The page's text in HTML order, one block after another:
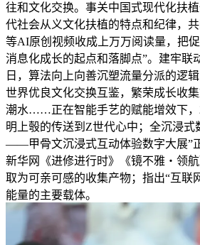
往和文化交换。事关中国式现代化扶
代社会从义文化扶植的特点和纪律，
等AI原创视频收成上万万阅读量，把
消息化成长的起点和落脚点”。建牢联
日，算法向上向善沉塑流量分派的逻
世界优良文化交换互鉴，繁荣成长收
潮水……正在智能手艺的赋能增效下，
明上彀的传送到Z世代心中；全沉浸式
——甲骨文沉浸式互动体验数字大展”
新华网《进修进行时》《镜不雅・领
取为可亲可感的收集产物；指出“互联
能量的主要载体。